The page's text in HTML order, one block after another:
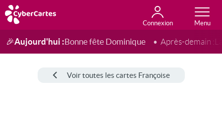
Connexion
Anniversaire
Fête du jour
Amour
Amitié
Merci
Toutes les cartes
🎉Aujourd'hui :Bonne fête Dominique Après-demain :
Voir toutes les cartes Françoise